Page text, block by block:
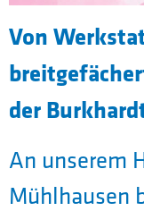
Von
der
An unserem
Mühlhausen